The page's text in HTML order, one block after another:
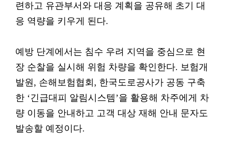
련하고 유관부서와 대응 계획을 공유해 초기 대
응 역량을 키우게 된다.
예방 단계에서는 침수 우려 지역을 중심으로 현
장 순찰을 실시해 위험 차량을 확인한다. 보험개
발원, 손해보험협회, 한국도로공사가 공동 구축
한 ‘긴급대피 알림시스템’을 활용해 차주에게 차
량 이동을 안내하고 고객 대상 재해 안내 문자도
발송할 예정이다.